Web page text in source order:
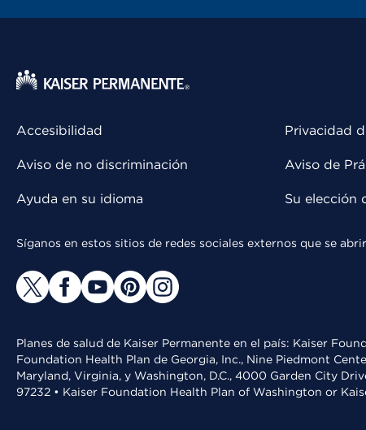
Accesibilidad
Aviso de no discriminación
Ayuda en su idioma
Privacidad
Aviso de
Su elección
Síganos en estos sitios de redes sociales externos que se
Planes de salud de Kaiser Permanente en el país: Kaiser
Foundation Health Plan de Georgia, Inc., Nine Piedmont
Maryland, Virginia, y Washington, D.C., 4000 Garden City
97232 • Kaiser Foundation Health Plan of Washington or